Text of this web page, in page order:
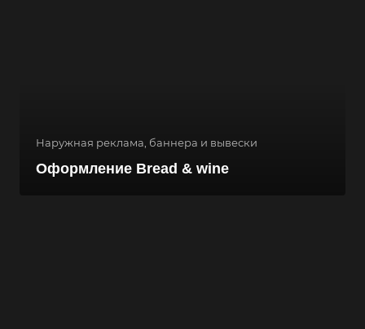
Наружная реклама, баннера и вывески
Оформление Bread & wine